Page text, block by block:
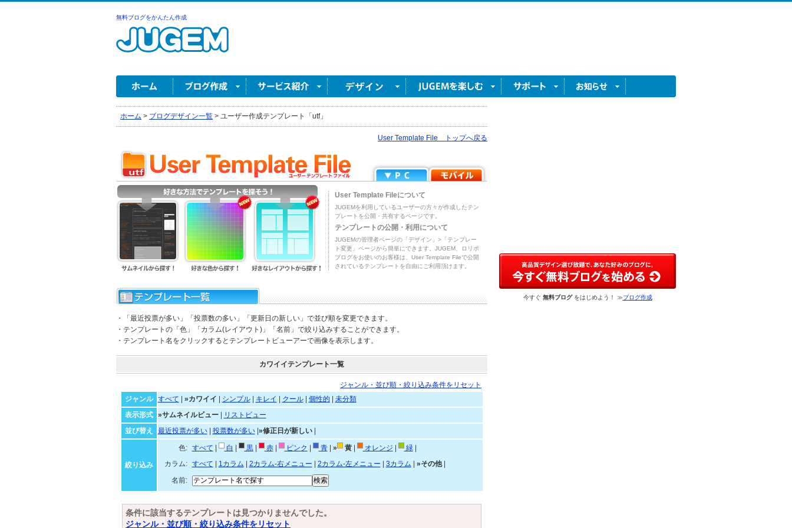
無料ブログをかんたん作成
ホーム > ブログデザイン一覧 > ユーザー作成テンプレート「utf」
User Template File トップへ戻る
User Template Fileについて
JUGEMを利用しているユーザーの方々が作成したテン
プレートを公開・共有するページです。
テンプレートの公開・利用について
JUGEMの管理者ページの「デザイン」>「テンプレー
ト変更」ページから簡単にできます。JUGEM、ロリポ
ブログをお使いのお客様は、User Template Fileで公開
されているテンプレートを自由にご利用頂けます。
・「最近投票が多い」「投票数の多い」「更新日の新しい」で並び順を変更できます。
・テンプレートの「色」「カラム(レイアウト)」「名前」で絞り込みすることができます。
・テンプレート名をクリックするとテンプレートビューアーで画像を表示します。
カワイイテンプレート一覧
ジャンル・並び順・絞り込み条件をリセット
ジャンル
すべて »カワイイ シンプル| キレイ クール| 個性的
未分類
表示形式
»サムネイルビュー|
リストビュー
並び替え
最近投票が多い| 投票数が多い| »修正日が新しい|
絞り込み
色: すべて 白 黒| 赤| ピンク 青| » 黄| オレンジ 緑|
カラム:
すべて 1カラム 2カラム-右メニュー 2カラム-左メニュー 3カラム »その他|
名前:
条件に該当するテンプレートは見つかりませんでした。
ジャンル・並び順・絞り込み条件をリセット
今すぐ 無料ブログをはじめよう！ ≫ブログ作成